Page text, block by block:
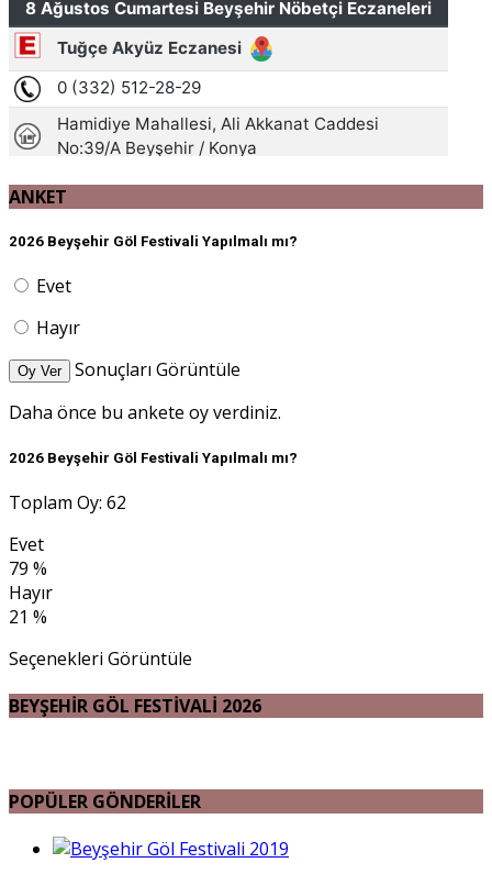
ANKET
2026 Beyşehir Göl Festivali Yapılmalı mı?
Evet
Hayır
Oy Ver
Sonuçları Görüntüle
Daha önce bu ankete oy verdiniz.
2026 Beyşehir Göl Festivali Yapılmalı mı?
Toplam Oy: 62
Evet
79 %
Hayır
21 %
Seçenekleri Görüntüle
BEYŞEHİR GÖL FESTİVALİ 2026
POPÜLER GÖNDERİLER